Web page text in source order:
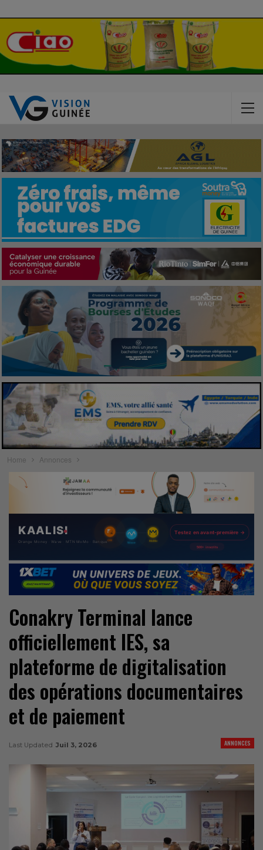
Home Annonces
Conakry Terminal lance
officiellement IES, sa
plateforme de digitalisation
des opérations documentaires
et de paiement
ANNONCES
Last Updated Juil 3, 2026